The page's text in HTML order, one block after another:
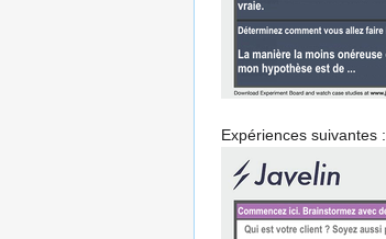
Expériences suivantes :